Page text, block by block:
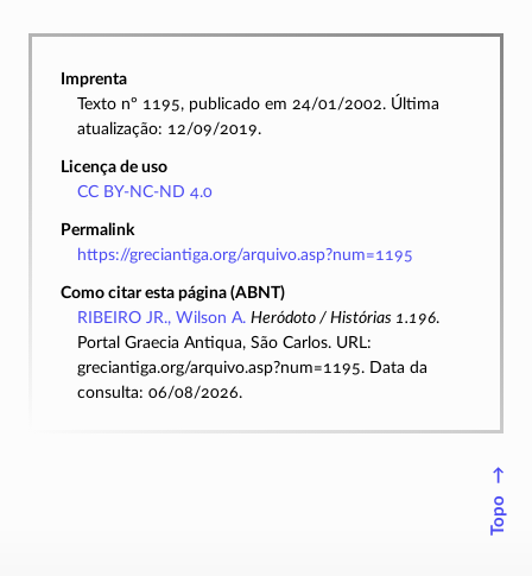
Imprenta
Texto nº 1195, publicado em 24/01/2002. Última
atualização: 12/09/2019.
Licença de uso
CC BY-NC-ND 4.0
Permalink
https://greciantiga.org/arquivo.asp?num=1195
Como citar esta página (ABNT)
RIBEIRO JR., Wilson A. Heródoto / Histórias 1.196.
Portal Graecia Antiqua, São Carlos. URL:
greciantiga.org/arquivo.asp?num=1195. Data da
consulta: 06/08/2026.
↑
Topo